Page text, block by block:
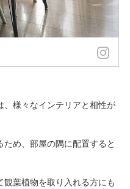
、様々なインテリアと相性が
め、部屋の隅に配置すると
葉植物を取り入れる方にも